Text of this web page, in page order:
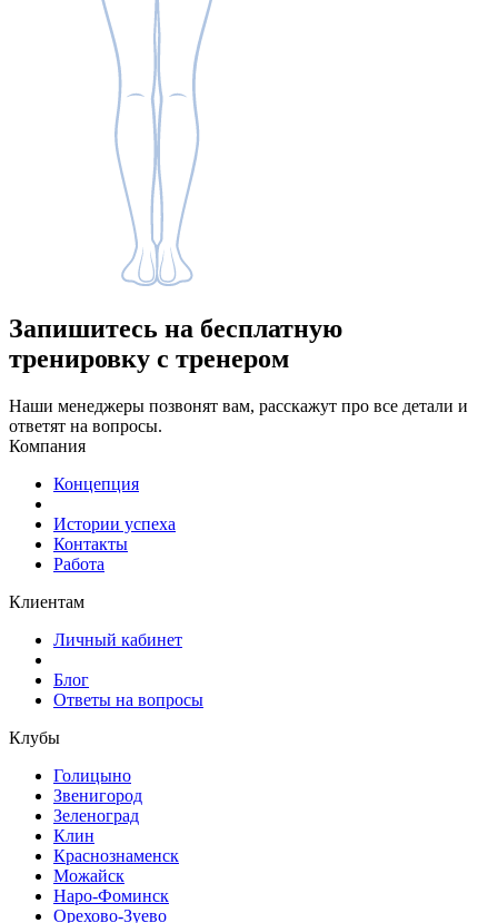
Запишитесь на бесплатную
тренировку с тренером
Наши менеджеры позвонят вам, расскажут про все детали и
ответят на вопросы.
Компания
Концепция
Истории успеха
Контакты
Работа
Клиентам
Личный кабинет
Блог
Ответы на вопросы
Клубы
Голицыно
Звенигород
Зеленоград
Клин
Краснознаменск
Можайск
Наро-Фоминск
Орехово-Зуево